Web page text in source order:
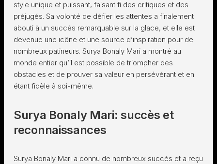
style unique et puissant, faisant fi des critiques et des
préjugés. Sa volonté de défier les attentes a finalement
abouti à un succès remarquable sur la glace, et elle est
devenue une icône et une source d’inspiration pour de
nombreux patineurs. Surya Bonaly Mari a montré au
monde entier qu’il est possible de triompher des
obstacles et de prouver sa valeur en persévérant et en
étant fidèle à soi-même.
Surya Bonaly Mari: succès et
reconnaissances
Surya Bonaly Mari a connu de nombreux succès et a reçu